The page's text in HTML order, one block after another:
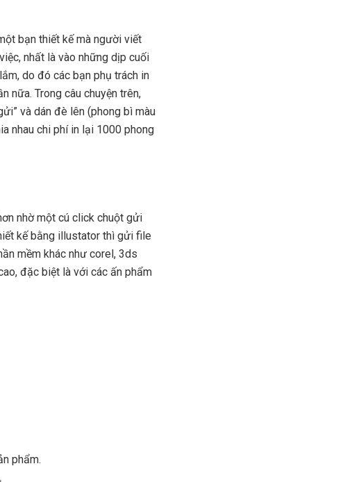
bạn thiết kế mà người viết
nhất là vào những dịp cuối
do đó các bạn phụ trách in
nữa. Trong câu chuyện trên,
và dán đè lên (phong bì màu
nhau chi phí in lại 1000 phong
nhờ một cú click chuột gửi
kế bằng illustator thì gửi file
mềm khác như corel, 3ds
đặc biệt là với các ấn phẩm
phẩm.